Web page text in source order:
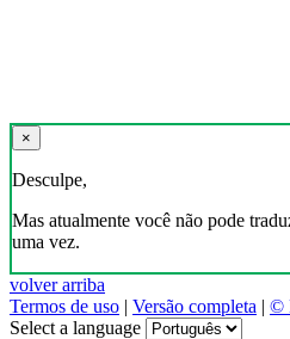
×
Desculpe,
Mas atualmente você não pode
uma vez.
volver arriba
Termos de uso | Versão completa | ©
Select a language